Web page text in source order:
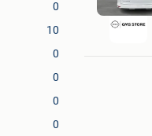
0
10
0
0
0
0